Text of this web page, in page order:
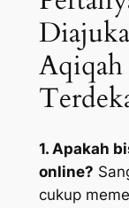
1. Apakah
online?
cukup